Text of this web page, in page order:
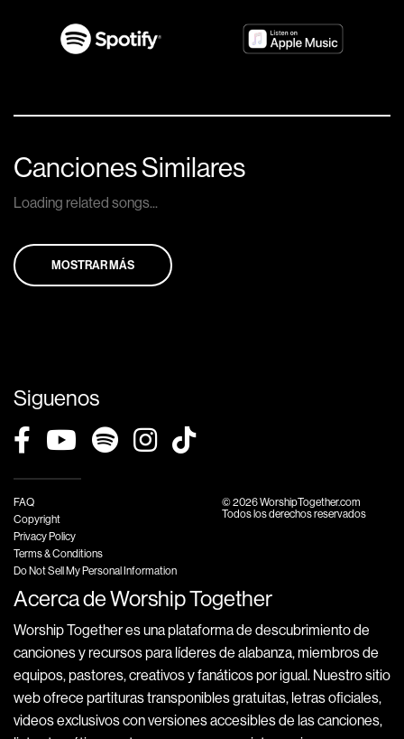
Canciones Similares
Loading related songs...
MOSTRAR MÁS
Siguenos
FAQ
Copyright
Privacy Policy
Terms & Conditions
Do Not Sell My Personal Information
© 2026 WorshipTogether.com
Todos los derechos reservados
Acerca de Worship Together
Worship Together es una plataforma de descubrimiento de
canciones y recursos para líderes de alabanza, miembros de
equipos, pastores, creativos y fanáticos por igual. Nuestro sitio
web ofrece partituras transponibles gratuitas, letras oficiales,
videos exclusivos con versiones accesibles de las canciones,